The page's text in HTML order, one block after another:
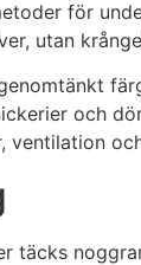
för
utan
och
täcks